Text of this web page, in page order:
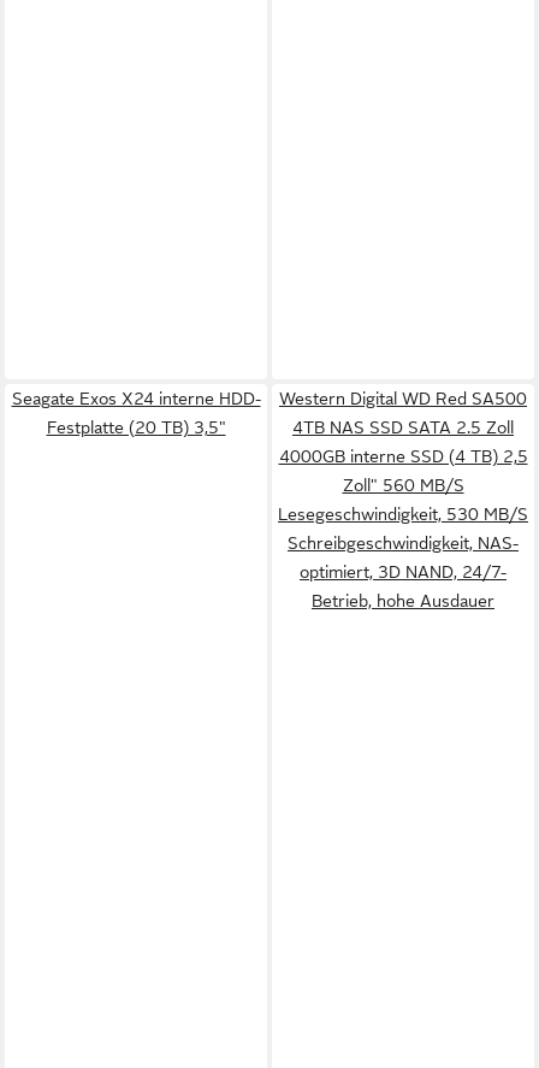
Seagate Exos X24 interne HDD-
Festplatte (20 TB) 3,5"
Western Digital WD Red SA500
4TB NAS SSD SATA 2.5 Zoll
4000GB interne SSD (4 TB) 2,5
Zoll" 560 MB/S
Lesegeschwindigkeit, 530 MB/S
Schreibgeschwindigkeit, NAS-
optimiert, 3D NAND, 24/7-
Betrieb, hohe Ausdauer